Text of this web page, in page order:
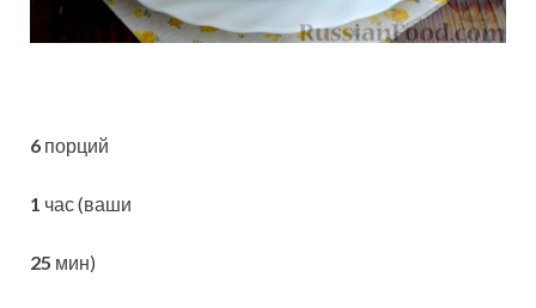
6 порций
1 час (ваши
25 мин)